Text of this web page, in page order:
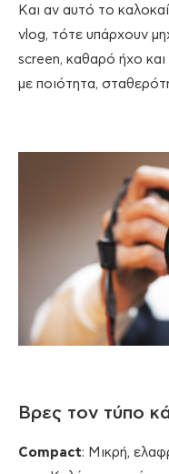
Και αν αυτό το
vlog, τότε υπάρχουν
screen, καθαρό ήχο και
με ποιότητα,
Βρες τον τύπο
Compact: Μικρή,